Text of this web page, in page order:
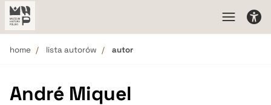
home lista autorów autor
André Miquel